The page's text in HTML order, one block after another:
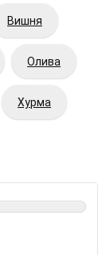
Вишня
Олива
Хурма